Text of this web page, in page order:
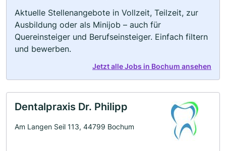
Aktuelle Stellenangebote in Vollzeit, Teilzeit, zur
Ausbildung oder als Minijob – auch für
Quereinsteiger und Berufseinsteiger. Einfach filtern
und bewerben.
Jetzt alle Jobs in Bochum ansehen
Dentalpraxis Dr. Philipp
Am Langen Seil 113, 44799 Bochum